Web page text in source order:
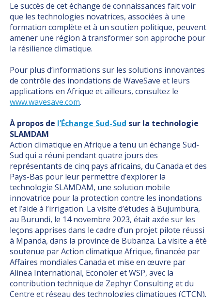
Le succès de cet échange de connaissances fait voir
que les technologies novatrices, associées à une
formation complète et à un soutien politique, peuvent
amener une région à transformer son approche pour
la résilience climatique.
Pour plus d’informations sur les solutions innovantes
de contrôle des inondations de WaveSave et leurs
applications en Afrique et ailleurs, consultez le
www.wavesave.com.
À propos de l’Échange Sud-Sud sur la technologie
SLAMDAM
Action climatique en Afrique a tenu un échange Sud-
Sud qui a réuni pendant quatre jours des
représentants de cinq pays africains, du Canada et des
Pays-Bas pour leur permettre d’explorer la
technologie SLAMDAM, une solution mobile
innovatrice pour la protection contre les inondations
et l’aide à l’irrigation. La visite d’études à Bujumbura,
au Burundi, le 14 novembre 2023, était axée sur les
leçons apprises dans le cadre d’un projet pilote réussi
à Mpanda, dans la province de Bubanza. La visite a été
soutenue par Action climatique Afrique, financée par
Affaires mondiales Canada et mise en œuvre par
Alinea International, Econoler et WSP, avec la
contribution technique de Zephyr Consulting et du
Centre et réseau des technologies climatiques (CTCN).